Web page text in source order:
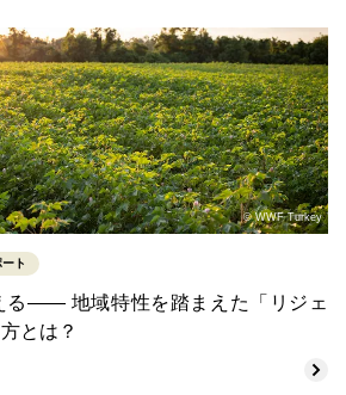
© WWF Turkey
ト
る―― 地域特性を踏まえた「リジェ
とは？